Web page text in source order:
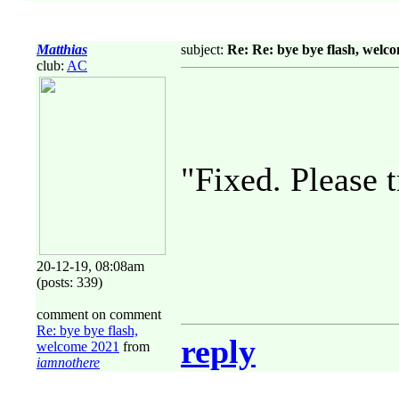
Matthias
club: AC
20-12-19, 08:08am
(posts: 339)
comment on comment
Re: bye bye flash,
welcome 2021 from
iamnothere
subject: Re: Re: bye bye flash,
"Fixed. Please
reply